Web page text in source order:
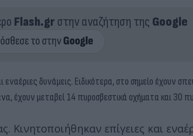
Flash.grστην αναζήτηση της Google
δυνάμεις. Ειδικότερα, στο σημείο έχουν
έχουν μεταβεί 14 πυροσβεστικά οχήματα και 30
επίγειες και